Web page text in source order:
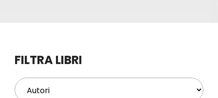
Profilo
FILTRA LIBRI